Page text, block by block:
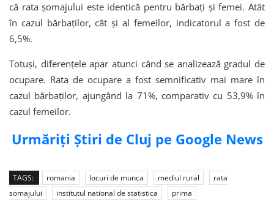
că rata șomajului este identică pentru bărbați și femei. Atât
în cazul bărbaților, cât și al femeilor, indicatorul a fost de
6,5%.
Totuși, diferențele apar atunci când se analizează gradul de
ocupare. Rata de ocupare a fost semnificativ mai mare în
cazul bărbaților, ajungând la 71%, comparativ cu 53,9% în
cazul femeilor.
Urmăriți Știri de Cluj pe Google News
TAGS: romania locuri de munca mediul rural
rata
somajului
institutul national de statistica prima